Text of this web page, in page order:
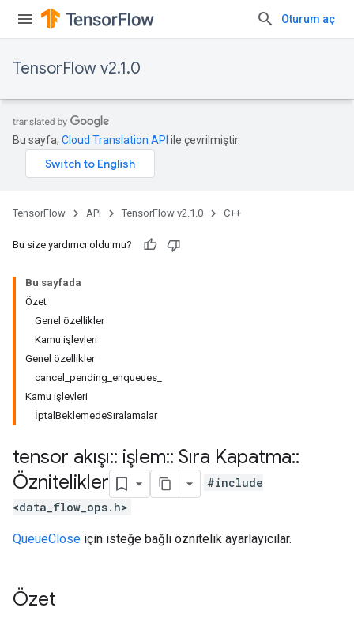
Oturum aç
TensorFlow v2.1.0
Bu sayfa, Cloud Translation API ile çevrilmiştir.
TensorFlow API TensorFlow v2.1.0 C++
Bu size yardımcı oldu mu?
Bu sayfada
Özet
Genel özellikler
Kamu işlevleri
Genel özellikler
cancel_pending_enqueues_
Kamu işlevleri
İptalBeklemedeSıralamalar
tensor akışı:: işlem:: Sıra Kapatma::
Öznitelikler
#include
<data_flow_ops.h>
QueueClose için isteğe bağlı öznitelik ayarlayıcılar.
Özet